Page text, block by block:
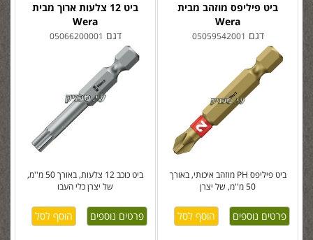
ביט 12 צלעות ארוך מבית
Wera
דגם 05066200001
ביט כוכב 12 צלעות, באורך 50 מ''מ,
של יצרן כלי העבו
פרטים נוספים
ביט פיליפס מוזהב מבית
Wera
דגם 05059542001
ביט פיליפס PH מוזהב איכותי, באורך
50 מ''מ, של יצרן
פרטים נוספים